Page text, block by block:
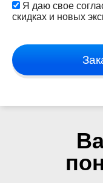
Я даю свое
скидках и новых